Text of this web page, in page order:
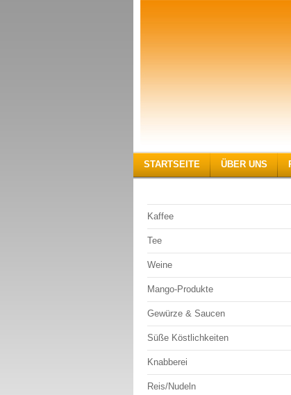
STARTSEITE ÜBER UNS
Kaffee
Tee
Weine
Mango-Produkte
Gewürze & Saucen
Süße Köstlichkeiten
Knabberei
Reis/Nudeln